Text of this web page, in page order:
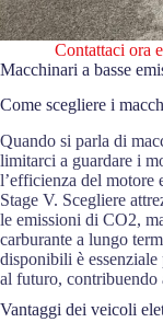
Contattaci ora
Macchinari a basse
Come scegliere i
Quando si parla di
limitarci a guardare i
l’efficienza del motore
Stage V. Scegliere
le emissioni di CO2,
carburante a lungo
disponibili è
al futuro, contribuendo
Vantaggi dei veicoli